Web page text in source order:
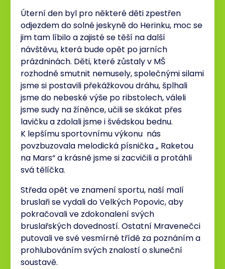
Úterní den byl pro některé děti zpestřen
odjezdem do solné jeskyně do Herinku, moc se
jim tam líbilo a zajisté se těší na další
návštěvu, která bude opět po jarních
prázdninách. Děti, které zůstaly v MŠ
rozhodně smutnit nemusely, společnými silami
jsme si postavili překážkovou dráhu, šplhali
jsme do nebeské výše po ribstolech, váleli
jsme sudy na žíněnce, učili se skákat přes
lavičku a zdolali jsme i švédskou bednu.
K lepšímu sportovnímu výkonu nás
povzbuzovala melodická písnička „ Raketou
na Mars“ a krásně jsme si zacvičili a protáhli
svá tělíčka.
Středa opět ve znamení sportu, naší malí
bruslaři se vydali do Velkých Popovic, aby
pokračovali ve zdokonalení svých
bruslařských dovedností. Ostatní Mravenečci
putovali ve své vesmírné třídě za poznáním a
prohlubováním svých znalostí o sluneční
soustavě.